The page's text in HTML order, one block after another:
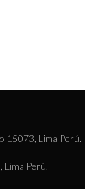
15073, Lima Perú.
Lima Perú.